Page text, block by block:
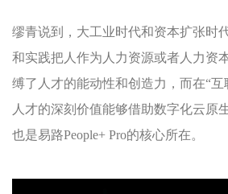
缪青说到，大工业时代和资本扩张时
和实践把人作为人力资源或者人力资
缚了人才的能动性和创造力，而在“互
人才的深刻价值能够借助数字化云原
也是易路People+ Pro的核心所在。